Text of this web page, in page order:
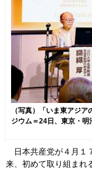
（写真）「いま東アジ
ジウム＝24日、東京・明
日本共産党が４月１
来、初めて取り組まれ